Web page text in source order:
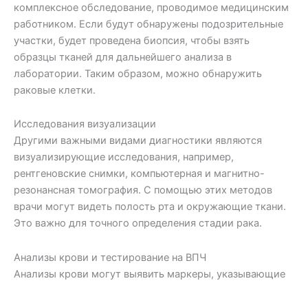
комплексное обследование, проводимое медицинским
работником. Если будут обнаружены подозрительные
участки, будет проведена биопсия, чтобы взять
образцы тканей для дальнейшего анализа в
лаборатории. Таким образом, можно обнаружить
раковые клетки.
Исследования визуализации
Другими важными видами диагностики являются
визуализирующие исследования, например,
рентгеновские снимки, компьютерная и магнитно-
резонансная томография. С помощью этих методов
врачи могут видеть полость рта и окружающие ткани.
Это важно для точного определения стадии рака.
Анализы крови и тестирование на ВПЧ
Анализы крови могут выявить маркеры, указывающие